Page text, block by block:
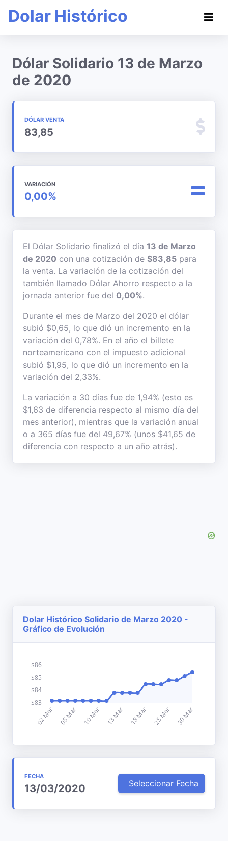
Dolar Histórico
Dólar Solidario 13 de Marzo
de 2020
DÓLAR VENTA
83,85
VARIACIÓN
0,00%
El Dólar Solidario finalizó el día 13 de Marzo
de 2020 con una cotización de $83,85 para
la venta. La variación de la cotización del
también llamado Dólar Ahorro respecto a la
jornada anterior fue del 0,00%.
Durante el mes de Marzo del 2020 el dólar
subió $0,65, lo que dió un incremento en la
variación del 0,78%. En el año el billete
norteamericano con el impuesto adicional
subió $1,95, lo que dió un incremento en la
variación del 2,33%.
La variación a 30 días fue de 1,94% (esto es
$1,63 de diferencia respecto al mismo día del
mes anterior), mientras que la variación anual
o a 365 días fue del 49,67% (unos $41,65 de
diferencia con respecto a un año atrás).
Dolar Histórico Solidario de Marzo 2020 -
Gráfico de Evolución
FECHA
13/03/2020 Seleccionar Fecha